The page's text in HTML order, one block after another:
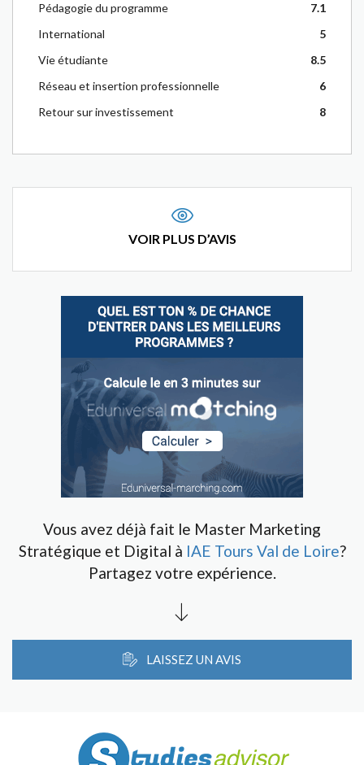
Pédagogie du programme
7.1
International
5
Vie étudiante
8.5
Réseau et insertion professionnelle
6
Retour sur investissement
8
VOIR PLUS D’AVIS
Vous avez déjà fait le Master Marketing
Stratégique et Digital à IAE Tours Val de Loire?
Partagez votre expérience.
LAISSEZ UN AVIS